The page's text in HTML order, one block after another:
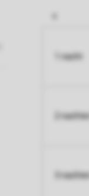
1 nacht
2 nachten
3 nachten